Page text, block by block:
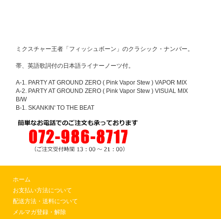
ミクスチャー王者「フィッシュボーン」のクラシック・ナンバー。
帯、英語歌詞付の日本語ライナーノーツ付。
A-1. PARTY AT GROUND ZERO ( Pink Vapor Stew ) VAPOR MIX
A-2. PARTY AT GROUND ZERO ( Pink Vapor Stew ) VISUAL MIX
B/W
B-1. SKANKIN' TO THE BEAT
ホーム
お支払い方法について
配送方法・送料について
メルマガ登録・解除